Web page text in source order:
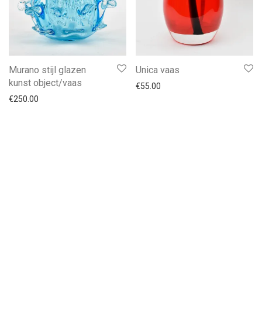
Murano stijl glazen
kunst object/vaas
€250.00
Unica vaas
€55.00